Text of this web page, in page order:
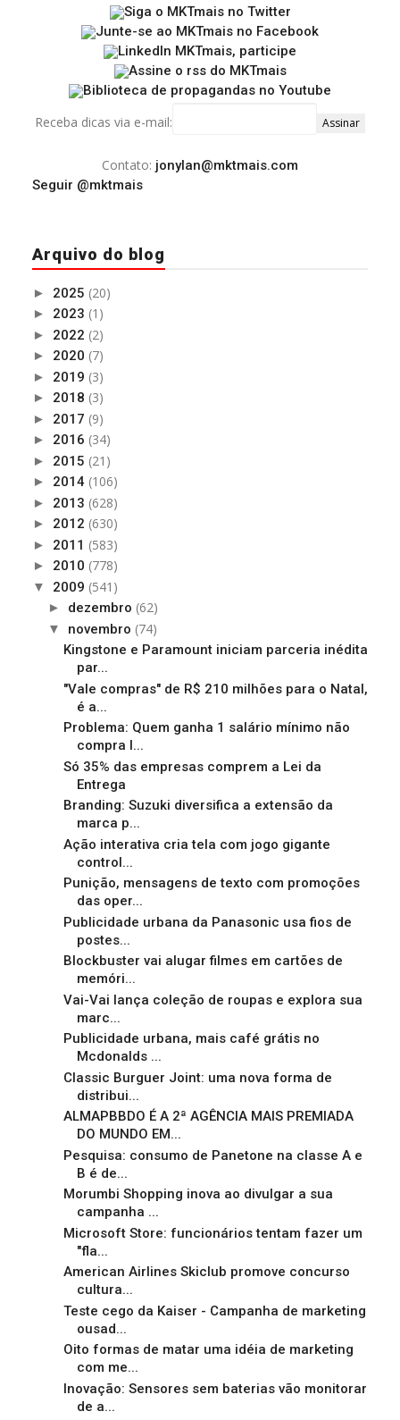
Receba dicas via e-mail:
Contato: jonylan@mktmais.com
Seguir @mktmais
Arquivo do blog
► 2025 (20)
► 2023 (1)
► 2022 (2)
► 2020 (7)
► 2019 (3)
► 2018 (3)
► 2017 (9)
► 2016 (34)
► 2015 (21)
► 2014 (106)
► 2013 (628)
► 2012 (630)
► 2011 (583)
► 2010 (778)
▼ 2009 (541)
► dezembro (62)
▼ novembro (74)
Kingstone e Paramount iniciam parceria inédita
par...
"Vale compras" de R$ 210 milhões para o Natal,
é a...
Problema: Quem ganha 1 salário mínimo não
compra l...
Só 35% das empresas comprem a Lei da
Entrega
Branding: Suzuki diversifica a extensão da
marca p...
Ação interativa cria tela com jogo gigante
control...
Punição, mensagens de texto com promoções
das oper...
Publicidade urbana da Panasonic usa fios de
postes...
Blockbuster vai alugar filmes em cartões de
memóri...
Vai-Vai lança coleção de roupas e explora sua
marc...
Publicidade urbana, mais café grátis no
Mcdonalds ...
Classic Burguer Joint: uma nova forma de
distribui...
ALMAPBBDO É A 2ª AGÊNCIA MAIS PREMIADA
DO MUNDO EM...
Pesquisa: consumo de Panetone na classe A e
B é de...
Morumbi Shopping inova ao divulgar a sua
campanha ...
Microsoft Store: funcionários tentam fazer um
"fla...
American Airlines Skiclub promove concurso
cultura...
Teste cego da Kaiser - Campanha de marketing
ousad...
Oito formas de matar uma idéia de marketing
com me...
Inovação: Sensores sem baterias vão monitorar
de a...